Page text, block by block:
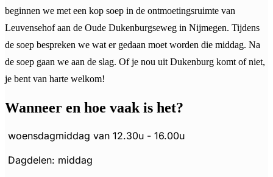
beginnen we met een kop soep in de ontmoetingsruimte van
Leuvensehof aan de Oude Dukenburgseweg in Nijmegen. Tijdens
de soep bespreken we wat er gedaan moet worden die middag. Na
de soep gaan we aan de slag. Of je nou uit Dukenburg komt of niet,
je bent van harte welkom!
Wanneer en hoe vaak is het?
woensdagmiddag van 12.30u - 16.00u
Dagdelen: middag